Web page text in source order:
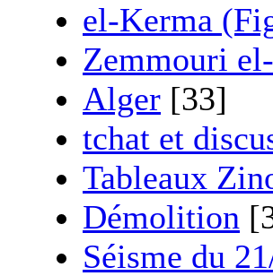
el-Kerma
Zemmouri
Alger [33]
tchat et
Tableaux
Démolition
Séisme du